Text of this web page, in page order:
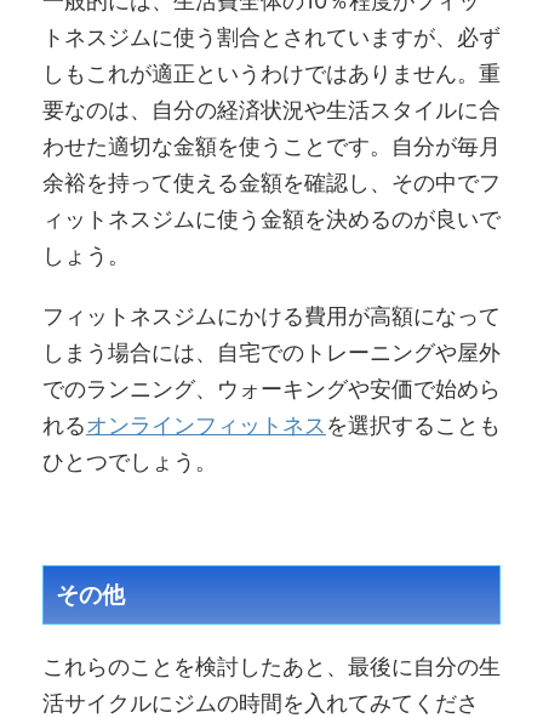
トネスジムに使う割合とされていますが、必ず
しもこれが適正というわけではありません。重
要なのは、自分の経済状況や生活スタイルに合
わせた適切な金額を使うことです。自分が毎月
余裕を持って使える金額を確認し、その中でフ
ィットネスジムに使う金額を決めるのが良いで
しょう。
フィットネスジムにかける費用が高額になって
しまう場合には、自宅でのトレーニングや屋外
でのランニング、ウォーキングや安価で始めら
れるオンラインフィットネス を選択することも
ひとつでしょう。
その他
これらのことを検討したあと、最後に自分の生
活サイクルにジムの時間を入れてみてくださ